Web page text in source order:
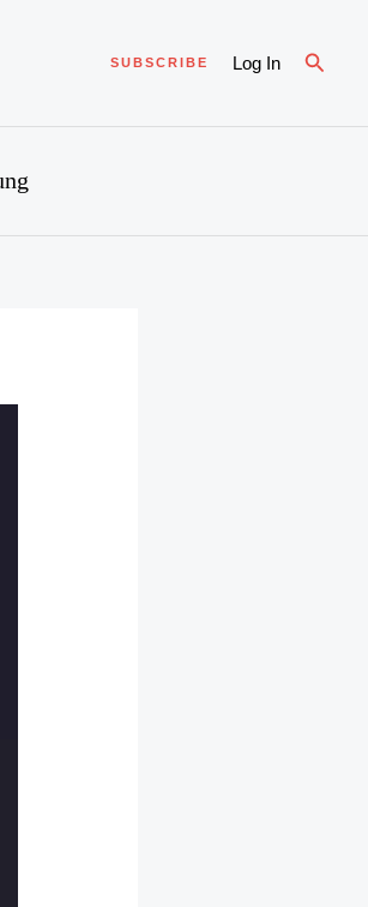
SUBSCRIBE Log In